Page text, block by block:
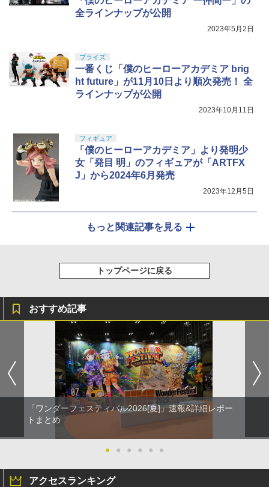
全ラインナップが公開
2023年5月2日
プライズ
一番くじ「僕のヒーローアカデミア brig
ht future」が11月10日より順次発売！ 全
ラインナップが公開
2023年10月11日
フィギュア
「僕のヒーローアカデミア」より発明少
女「発目 明」のフィギュアが「ARTFX
J」から2024年6月発売
2023年12月5日
もっと関連記事を見る
トップページに戻る
おすすめ記事
「ワンダーフェスティバル2026[夏]」速報&詳細レポー
トまとめ
● ● ● ● ● ●
アクセスランキング